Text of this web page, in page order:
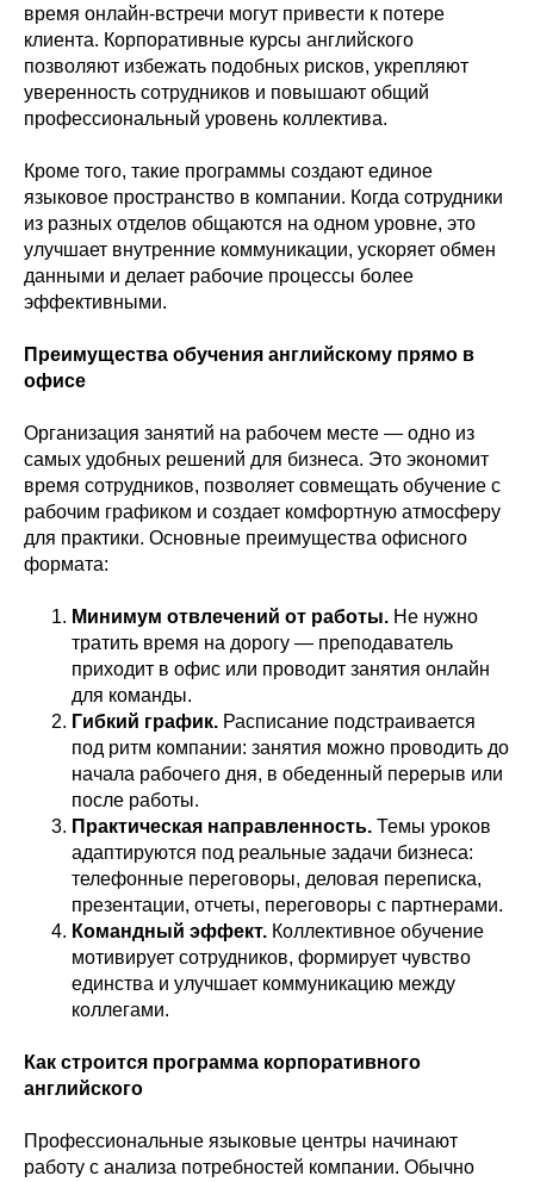
время онлайн-встречи могут привести к потере
клиента. Корпоративные курсы английского
позволяют избежать подобных рисков, укрепляют
уверенность сотрудников и повышают общий
профессиональный уровень коллектива.
Кроме того, такие программы создают единое
языковое пространство в компании. Когда сотрудники
из разных отделов общаются на одном уровне, это
улучшает внутренние коммуникации, ускоряет обмен
данными и делает рабочие процессы более
эффективными.
Преимущества обучения английскому прямо в
офисе
Организация занятий на рабочем месте — одно из
самых удобных решений для бизнеса. Это экономит
время сотрудников, позволяет совмещать обучение с
рабочим графиком и создает комфортную атмосферу
для практики. Основные преимущества офисного
формата:
Минимум отвлечений от работы. Не нужно
тратить время на дорогу — преподаватель
приходит в офис или проводит занятия онлайн
для команды.
Гибкий график. Расписание подстраивается
под ритм компании: занятия можно проводить до
начала рабочего дня, в обеденный перерыв или
после работы.
Практическая направленность. Темы уроков
адаптируются под реальные задачи бизнеса:
телефонные переговоры, деловая переписка,
презентации, отчеты, переговоры с партнерами.
Командный эффект. Коллективное обучение
мотивирует сотрудников, формирует чувство
единства и улучшает коммуникацию между
коллегами.
Как строится программа корпоративного
английского
Профессиональные языковые центры начинают
работу с анализа потребностей компании. Обычно